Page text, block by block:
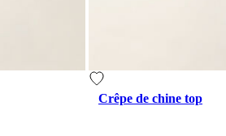
Crêpe de chine top